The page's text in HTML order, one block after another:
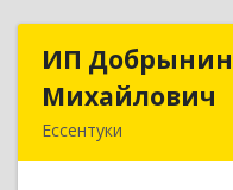
ИП Добрынин
Михайлович
Ессентуки